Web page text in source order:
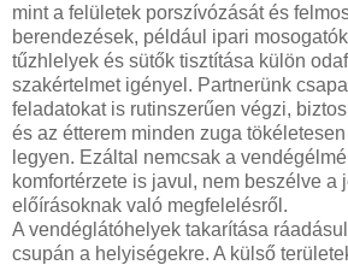
mint a felületek porszívózását és
berendezések, például ipari
tűzhlelyek és sütők tisztítása külön
szakértelmet igényel. Partnerünk
feladatokat is rutinszerűen végzi,
és az étterem minden zuga
legyen. Ezáltal nemcsak a
komfortérzete is javul, nem beszélve a
előírásoknak való megfelelésről.
A vendéglátóhelyek takarítása
csupán a helyiségekre. A külső